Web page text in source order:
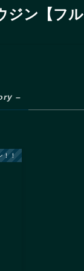
ジン【フル
–
！！